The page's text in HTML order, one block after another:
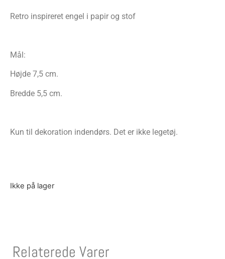
Retro inspireret engel i papir og stof
Mål:
Højde 7,5 cm.
Bredde 5,5 cm.
Kun til dekoration indendørs. Det er ikke legetøj.
Ikke på lager
Relaterede Varer